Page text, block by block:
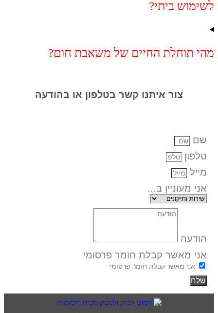
לשימוש ביתי?
מהי תוחלת החיים של משאבת חום?
צור איתנו קשר בטלפון או בהודעה
שם
טלפון
מייל
אני מעוניין ב...
הודעה
אני מאשר קבלת חומר פרסומי
אני מאשר קבלת חומר פרסומי
שלח